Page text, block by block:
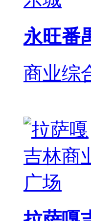
永旺番
商业综